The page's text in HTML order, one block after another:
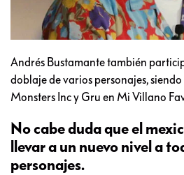
Andrés Bustamante también
doblaje de varios personajes,
Monsters Inc y Gru en Mi Villano
No cabe duda que el
llevar a un nuevo nivel a
personajes.